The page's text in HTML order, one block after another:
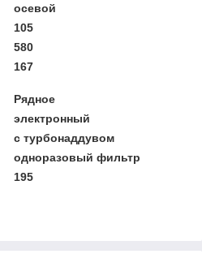
осевой
105
580
167
Рядное
электронный
с турбонаддувом
одноразовый фильтр
195